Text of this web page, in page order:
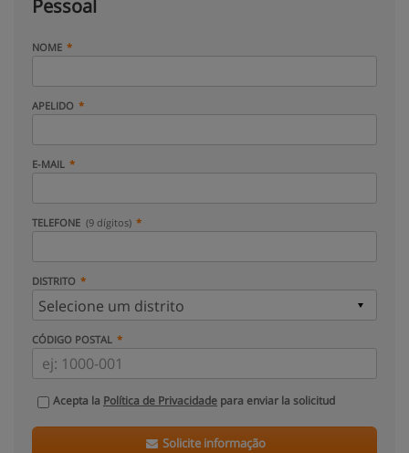
Pessoal
NOME
APELIDO
E-MAIL
TELEFONE (9 dígitos)
DISTRITO
CÓDIGO POSTAL
Acepta la Política de Privacidade para enviar la solicitud
Solicite informação